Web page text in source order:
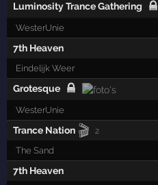
Luminosity Trance Gathering
WesterUnie
7th Heaven
Eindelijk Weer
Grotesque
WesterUnie
Trance Nation 🎬 2
The Sand
7th Heaven